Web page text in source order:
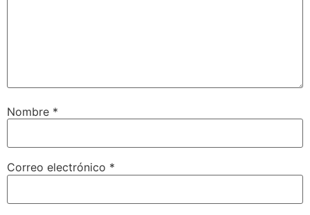
Nombre *
Correo electrónico *